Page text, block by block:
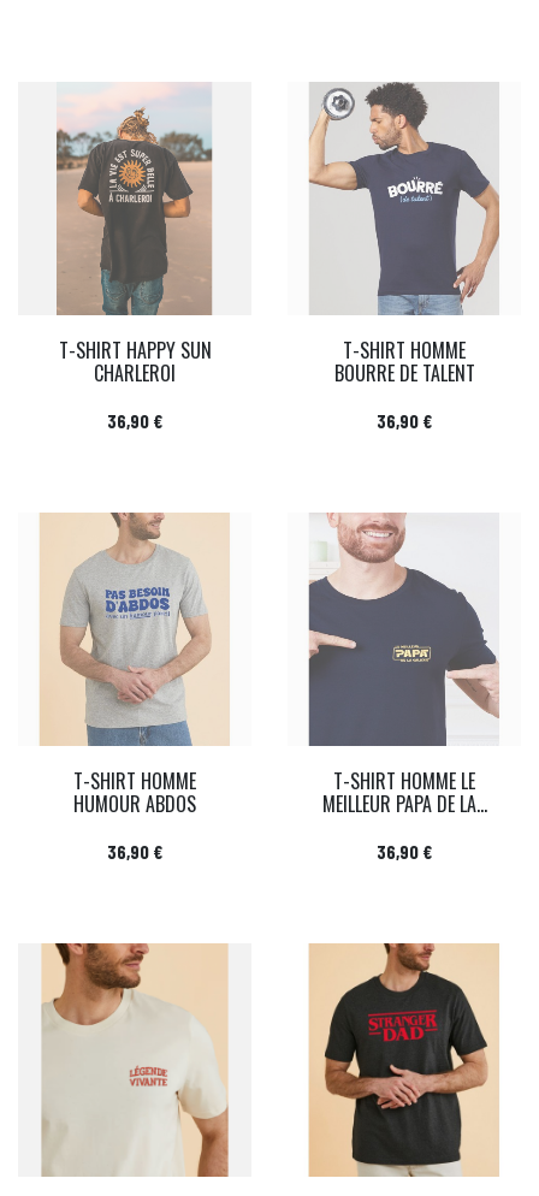
T-SHIRT HAPPY SUN
CHARLEROI
Prix
36,90 €
T-SHIRT HOMME
BOURRE DE TALENT
Prix
36,90 €
T-SHIRT HOMME
HUMOUR ABDOS
Prix
36,90 €
T-SHIRT HOMME LE
MEILLEUR PAPA DE LA...
Prix
36,90 €